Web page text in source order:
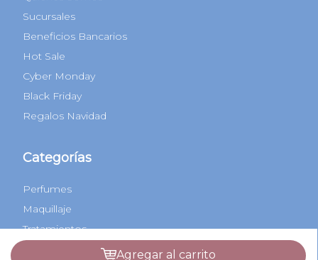
agregar al carrito
Institucional
Contactate con nosotros
Quienes Somos
Sucursales
Beneficios Bancarios
Cyber Monday
Regalos Navidad